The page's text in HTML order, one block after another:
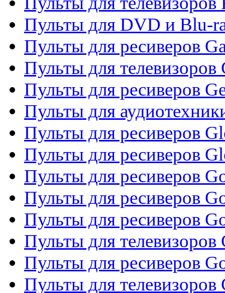
Пульты для DVD и Blu-
Пульты для ресиверов
Пульты для телевизоров
Пульты для ресиверов
Пульты для
Пульты для ресиверов
Пульты для ресиверов
Пульты для ресиверов
Пульты для ресиверов
Пульты для ресиверов
Пульты для телевизоров
Пульты для ресиверов
Пульты для телевизоров